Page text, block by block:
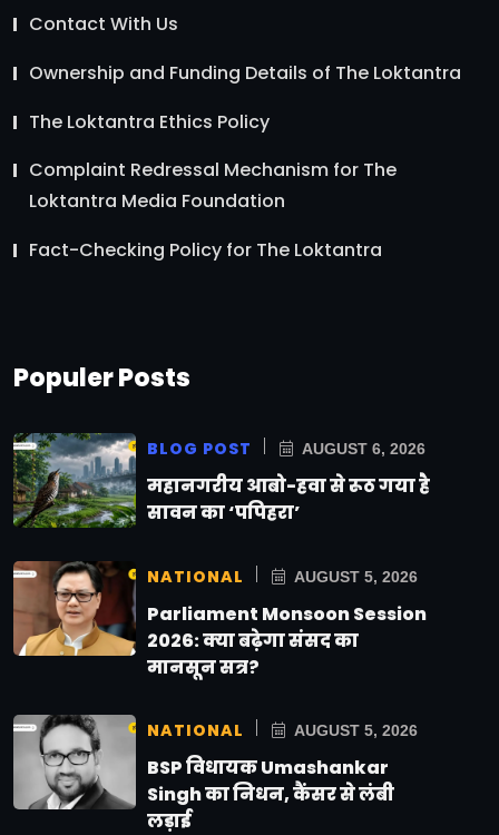
Contact With Us
Ownership and Funding Details of The Loktantra
The Loktantra Ethics Policy
Complaint Redressal Mechanism for The
Loktantra Media Foundation
Fact-Checking Policy for The Loktantra
Populer Posts
BLOG POST AUGUST 6, 2026
महानगरीय आबो-हवा से रूठ गया है
सावन का ‘पपिहरा’
NATIONAL AUGUST 5, 2026
Parliament Monsoon Session
2026: क्या बढ़ेगा संसद का
मानसून सत्र?
NATIONAL AUGUST 5, 2026
BSP विधायक Umashankar
Singh का निधन, कैंसर से लंबी
लड़ाई